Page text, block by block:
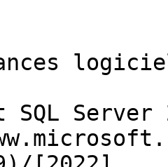
Server